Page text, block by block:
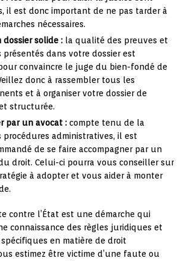
il est donc important de ne pas tarder à
nécessaires.
dossier solide : la qualité des preuves et
présentés dans votre dossier est
convaincre le juge du bien-fondé de
donc à rassembler tous les
et à organiser votre dossier de
structurée.
par un avocat : compte tenu de la
procédures administratives, il est
de se faire accompagner par un
droit. Celui-ci pourra vous conseiller sur
à adopter et vous aider à monter
contre l’État est une démarche qui
connaissance des règles juridiques et
en matière de droit
estimez être victime d’une faute ou